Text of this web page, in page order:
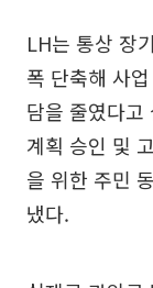
LH는 통상 장
폭 단축해 사
담을 줄였다고
계획 승인 및
을 위한 주민
냈다.